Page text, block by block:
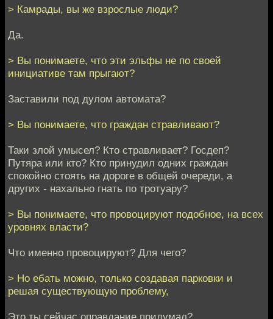
> Камрады, вы же взрослые люди?
Да.
> Вы понимаете, что эти эльфы не по своей
инициативе там прыгают?
Заставили под дулом автомата?
> Вы понимаете, что граждан стравливают?
Таки злой умысел? Кто стравливает? Госдеп?
Путяра или кто? Кто принудил одних граждан
спокойно стоять на дороге в общей очереди, а
других - нахально гнать по тротуару?
> Вы понимаете, что провоцируют подобное, на всех
уровнях власти?
Что именно провоцируют? Для чего?
> Но ебать можно, только создавая парковки и
решая существующую проблему,
Это ты сейчас оправдание придумал?